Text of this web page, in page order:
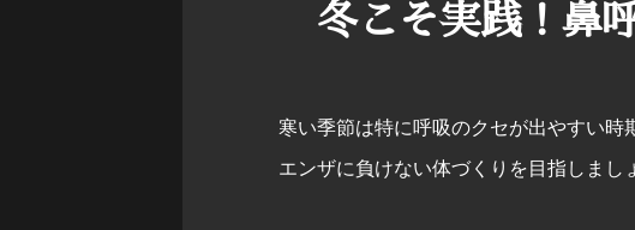
冬こそ実践！鼻
寒い季節は特に呼吸のクセが出やすい
エンザに負けない体づくりを目指しまし